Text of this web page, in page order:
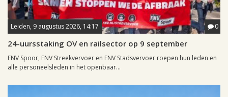
Leiden, 9 augustus 2026, 14:17 0
24-uursstaking OV en railsector op 9 september
FNV Spoor, FNV Streekvervoer en FNV Stadsvervoer roepen hun leden en
alle personeelsleden in het openbaar...